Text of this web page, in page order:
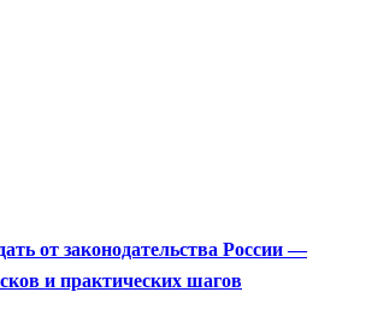
от законодательства России —
и практических шагов